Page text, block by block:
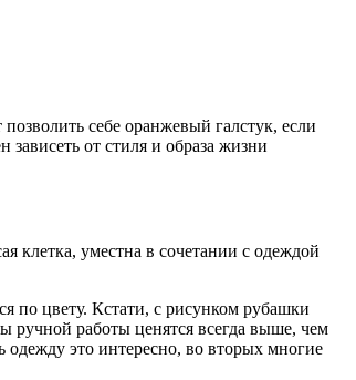
себе оранжевый галстук, если
от стиля и образа жизни
клетка, уместна в сочетании с одеждой
по цвету. Кстати, с рисунком рубашки
ручной работы ценятся всегда выше, чем
это интересно, во вторых многие